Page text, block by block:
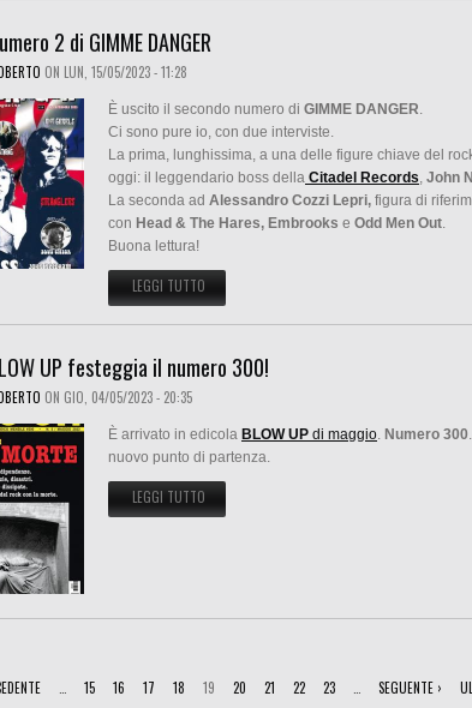
2 di GIMME DANGER
ON LUN, 15/05/2023 - 11:28
È uscito il secondo numero di GIMME DANGER.
Ci sono pure io, con due interviste.
La prima, lunghissima, a una delle figure chiave del
oggi: il leggendario boss della Citadel Records, John
La seconda ad Alessandro Cozzi Lepri, figura di
con Head & The Hares, Embrooks e Odd Men Out.
Buona lettura!
LEGGI TUTTO
UP festeggia il numero 300!
ON GIO, 04/05/2023 - 20:35
È arrivato in edicola BLOW UP di maggio. Numero 300
nuovo punto di partenza.
LEGGI TUTTO
15 16 17 18 19 20 21 22 23 SEGUENTE ›